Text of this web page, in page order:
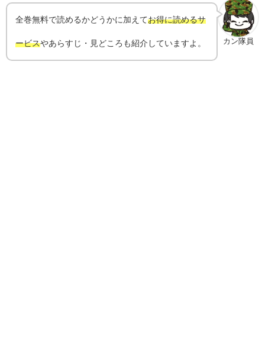
カン隊員
全巻無料で読めるかどうかに加えてお得に読めるサ
ービスやあらすじ・見どころも紹介していますよ。